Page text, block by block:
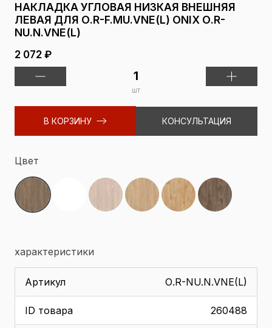
НАКЛАДКА УГЛОВАЯ НИЗКАЯ ВНЕШНЯЯ
ЛЕВАЯ ДЛЯ О.R-F.MU.VNE(L) ONIX О.R-
NU.N.VNE(L)
2 072 ₽
шт
В КОРЗИНУ КОНСУЛЬТАЦИЯ
Цвет
характеристики
Артикул О.R-NU.N.VNE(L)
ID товара 260488